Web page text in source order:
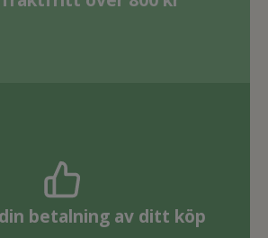
betalning av ditt köp